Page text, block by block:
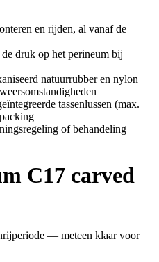
en rijden, al vanaf de
druk op het perineum bij
natuurrubber en nylon
tassenlussen (max.
of behandeling
C17 carved
— meteen klaar voor